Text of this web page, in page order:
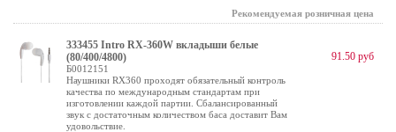
Рекомендуемая розничная цена
333455 Intro RX-360W вкладыши белые
(80/400/4800)
Б0012151
Наушники RX360 проходят обязательный контроль
качества по международным стандартам при
изготовлении каждой партии. Сбалансированный
звук с достаточным количеством баса доставит Вам
удовольствие.
91.50 руб